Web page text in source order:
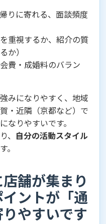
りに寄れる、面談頻度
を重視するか、紹介の質
か）
費・成婚料のバラン
みになりやすく、地域
・近隣（京都など）で
なりやすいです。
、 自分の活動スタイル
。
舗が集まり
ントが「通
やすいです